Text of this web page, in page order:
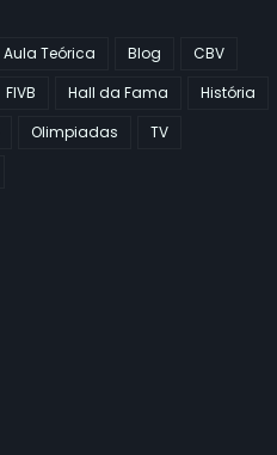
Aula Teórica Blog
CBV
FIVB Hall da Fama
História
Olimpiadas
TV